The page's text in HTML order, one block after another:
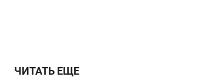
ЧИТАТЬ ЕЩЕ